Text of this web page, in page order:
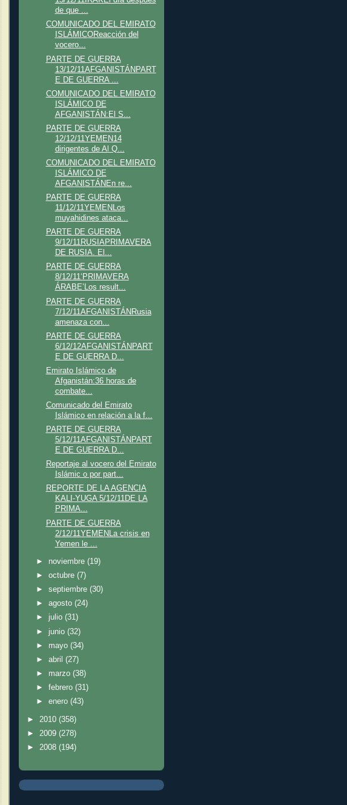
de que ...
COMUNICADO DEL EMIRATO
ISLÁMICOReacción del
vocero...
PARTE DE GUERRA
13/12/11AFGANISTÁNPART
E DE GUERRA ...
COMUNICADO DEL EMIRATO
ISLÁMICO DE
AFGANISTÁN:El S...
PARTE DE GUERRA
12/12/11YEMEN14
dirigentes de Al Q...
COMUNICADO DEL EMIRATO
ISLÁMICO DE
AFGANISTÁNEn re...
PARTE DE GUERRA
11/12/11YEMENLos
muyahidines ataca...
PARTE DE GUERRA
9/12/11RUSIAPRIMAVERA
DE RUSIA. El...
PARTE DE GUERRA
8/12/11‘PRIMAVERA
ÁRABE’Los result...
PARTE DE GUERRA
7/12/11AFGANISTÁNRusia
amenaza con...
PARTE DE GUERRA
6/12/12AFGANISTÁNPART
E DE GUERRA D...
Emirato Islámico de
Afganistán:36 horas de
combate...
Comunicado del Emirato
Islámico en relación a la f...
PARTE DE GUERRA
5/12/11AFGANISTÁNPART
E DE GUERRA D...
Reportaje al vocero del Emirato
Islámic o por part...
REPORTE DE LA AGENCIA
KALI-YUGA 5/12/11DE LA
PRIMA...
PARTE DE GUERRA
2/12/11YEMENLa crisis en
Yemen le ...
► noviembre(19)
►octubre(7)
►septiembre(30)
►agosto(24)
► julio(31)
► junio(32)
► mayo(34)
►abril(27)
► marzo(38)
►febrero(31)
►enero(43)
► 2010 (358)
► 2009 (278)
► 2008 (194)